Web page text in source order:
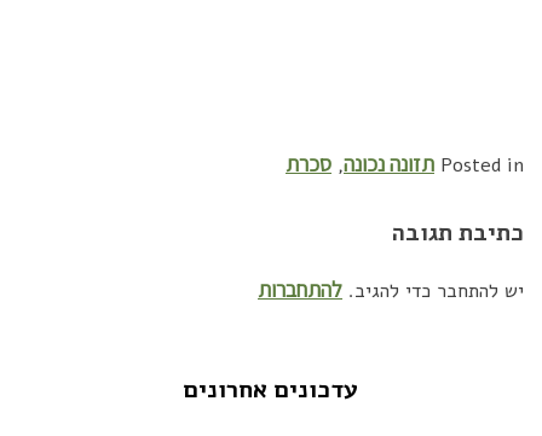
Posted in תזונה נכונה, סכרת
כתיבת תגובה
יש להתחבר כדי להגיב. להתחברות
עדכונים אחרונים